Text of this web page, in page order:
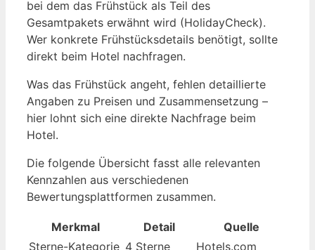
bei dem das Frühstück als Teil des
Gesamtpakets erwähnt wird (HolidayCheck).
Wer konkrete Frühstücksdetails benötigt, sollte
direkt beim Hotel nachfragen.
Was das Frühstück angeht, fehlen detaillierte
Angaben zu Preisen und Zusammensetzung –
hier lohnt sich eine direkte Nachfrage beim
Hotel.
Die folgende Übersicht fasst alle relevanten
Kennzahlen aus verschiedenen
Bewertungsplattformen zusammen.
Merkmal Detail
Quelle
Sterne-Kategorie 4 Sterne
Hotels.com